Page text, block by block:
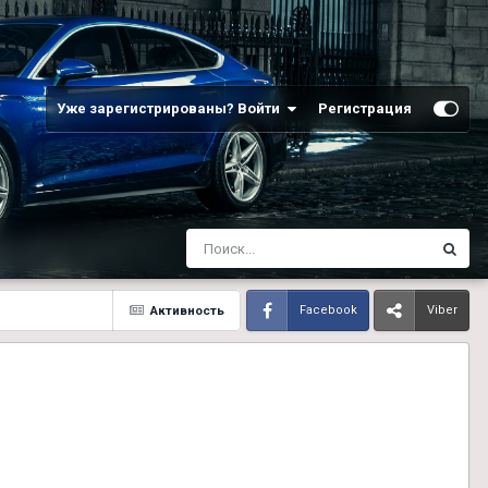
Уже зарегистрированы? Войти Регистрация
Активность Facebook Viber